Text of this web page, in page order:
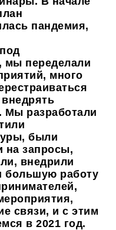
пандемия,
мы переделали
много
Мы разработали
были
на запросы,
внедрили
большую работу
связи, и с этим
в 2021 год.